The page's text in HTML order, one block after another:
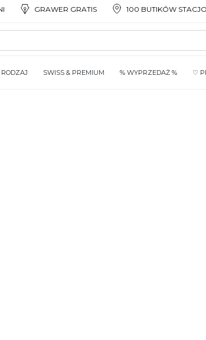
GRAWER GRATIS 100 BUTIKÓW
RODZAJ SWISS & PREMIUM % WYPRZEDAŻ % ♡